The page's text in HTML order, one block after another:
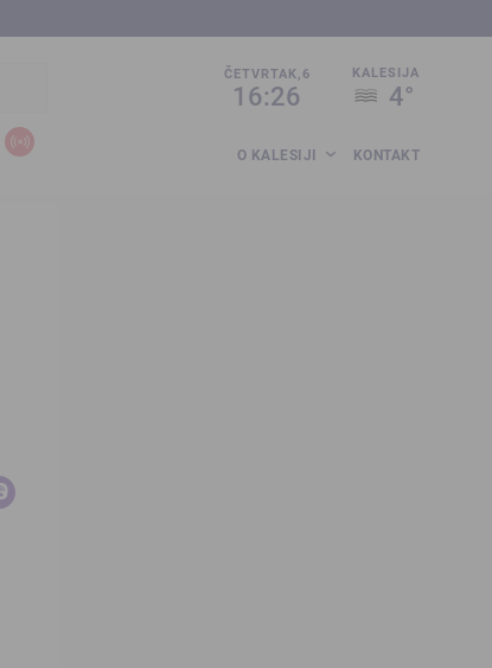
ČETVRTAK,6
16:26
KALESIJA
4°
O KALESIJI KONTAKT